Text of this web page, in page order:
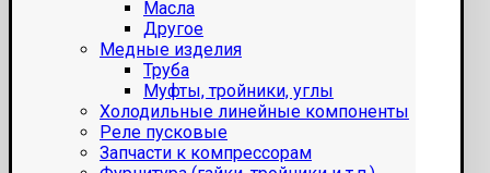
Масла
Другое
Медные изделия
Труба
Муфты, тройники, углы
Холодильные линейные компоненты
Реле пусковые
Запчасти к компрессорам